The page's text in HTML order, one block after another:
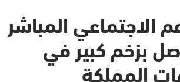
الاجتماعي المباشر
بزخم كبير في
المملكة